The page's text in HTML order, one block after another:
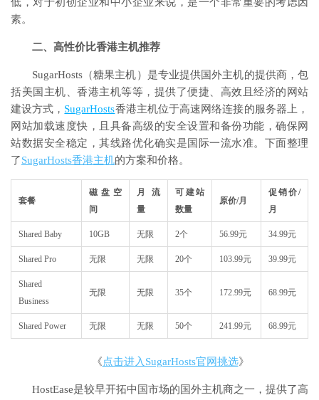
素。
二、高性价比香港主机推荐
SugarHosts（糖果主机）是专业提供国外主机的提供商，包
括美国主机、香港主机等等，提供了便捷、高效且经济的网站
建设方式， SugarHosts香港主机位于高速网络连接的服务器上，
网站加载速度快，且具备高级的安全设置和备份功能，确保网
站数据安全稳定，其线路优化确实是国际一流水准。下面整理
了SugarHosts香港主机的方案和价格。
套餐
磁盘空
间
月流
量
可建站
数量
原价/月
促销价/
月
Shared Baby 10GB 无限 2个 56.99元 34.99元
Shared Pro 无限 无限 20个 103.99元 39.99元
Shared
Business
无限 无限 35个 172.99元 68.99元
Shared Power 无限 无限 50个 241.99元 68.99元
《点击进入SugarHosts官网挑选》
HostEase是较早开拓中国市场的国外主机商之一，提供了高